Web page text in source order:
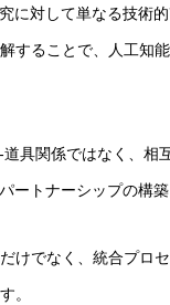
に対して単なる技術
することで、人工知
具関係ではなく、
ートナーシップの構
けでなく、統合プロ
。